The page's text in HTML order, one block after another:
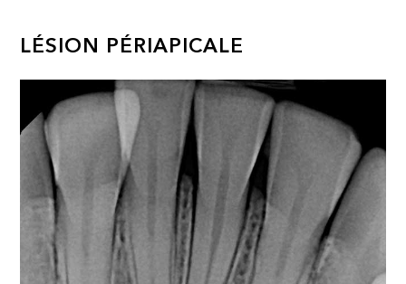
LÉSION PÉRIAPICALE